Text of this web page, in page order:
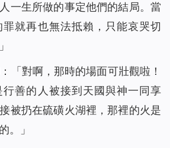
一生所做的事定他們的結局。當
罪就再也無法抵賴，只能哀哭切
「對啊，那時的場面可壯觀啦！
善的人被接到天國與神一同享
被扔在硫磺火湖裡，那裡的火是
。」